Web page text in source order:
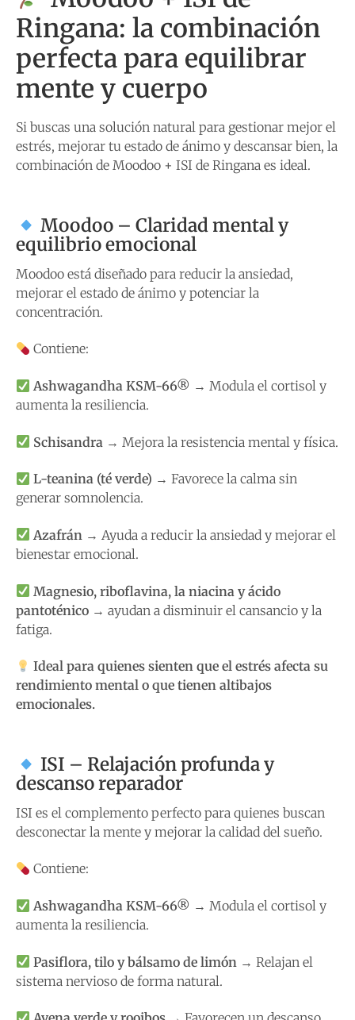
Ringana: la combinación
perfecta para equilibrar
mente y cuerpo
Si buscas una solución natural para gestionar mejor el
estrés, mejorar tu estado de ánimo y descansar bien, la
combinación de Moodoo + ISI de Ringana es ideal.
Moodoo – Claridad mental y
equilibrio emocional
Moodoo está diseñado para reducir la ansiedad,
mejorar el estado de ánimo y potenciar la
concentración.
Contiene:
Ashwagandha KSM-66® → Modula el cortisol y
aumenta la resiliencia.
Schisandra → Mejora la resistencia mental y física.
L-teanina (té verde) → Favorece la calma sin
generar somnolencia.
Azafrán → Ayuda a reducir la ansiedad y mejorar el
bienestar emocional.
Magnesio, riboflavina, la niacina y ácido
pantoténico → ayudan a disminuir el cansancio y la
fatiga.
Ideal para quienes sienten que el estrés afecta su
rendimiento mental o que tienen altibajos
emocionales.
ISI – Relajación profunda y
descanso reparador
ISI es el complemento perfecto para quienes buscan
desconectar la mente y mejorar la calidad del sueño.
Contiene:
Ashwagandha KSM-66® → Modula el cortisol y
aumenta la resiliencia.
Pasiflora, tilo y bálsamo de limón → Relajan el
sistema nervioso de forma natural.